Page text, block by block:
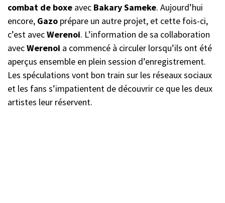
combat de boxe avec Bakary Sameke. Aujourd’hui
encore, Gazo prépare un autre projet, et cette fois-ci,
c’est avecWerenoi. L’information de sa collaboration
avecWerenoi a commencé à circuler lorsqu’ils ont été
aperçus ensemble en plein session d’enregistrement.
Les spéculations vont bon train sur les réseaux sociaux
et les fans s’impatientent de découvrir ce que les deux
artistes leur réservent.